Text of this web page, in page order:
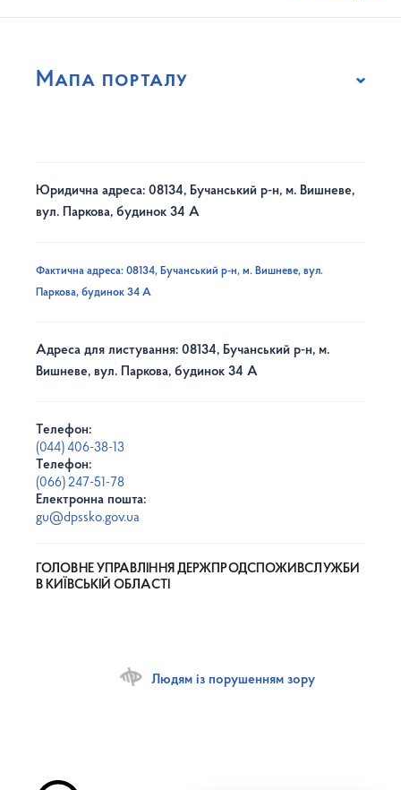
Мапа порталу
Юридична адреса: 08134, Бучанський р-н, м. Вишневе,
вул. Паркова, будинок 34 А
Фактична адреса: 08134, Бучанський р-н, м. Вишневе, вул.
Паркова, будинок 34 А
Адреса для листування: 08134, Бучанський р-н, м.
Вишневе, вул. Паркова, будинок 34 А
Телефон:
(044) 406-38-13
Телефон:
(066) 247-51-78
Електронна пошта:
gu@dpssko.gov.ua
ГОЛОВНЕ УПРАВЛІННЯ ДЕРЖПРОДСПОЖИВСЛУЖБИ
В КИЇВСЬКІЙ ОБЛАСТІ
Людям із порушенням зору